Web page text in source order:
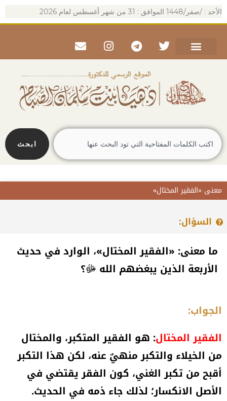
تخطي
الأحد : /صفر/1448 الموافق : 31 من شهر أغسطس لعام 2026
Twitter
Telegram
Instagram
Envelope
Search
ابحث
معنى «الفقير المختال»
السؤال:
ما معنى: «الفقير المختال»، الوارد في حديث
الأربعة الذين يبغضهم الله ﷻ؟
الجواب:
الفقير المختال: هو الفقير المتكبر، والمختال
من الخيلاء والتكبر منهيٌ عنه، لكن هذا التكبر
أقبح من تكبر الغني، كون الفقر يقتضي في
الأصل الانكسار؛ لذلك جاء ذمه في الحديث.